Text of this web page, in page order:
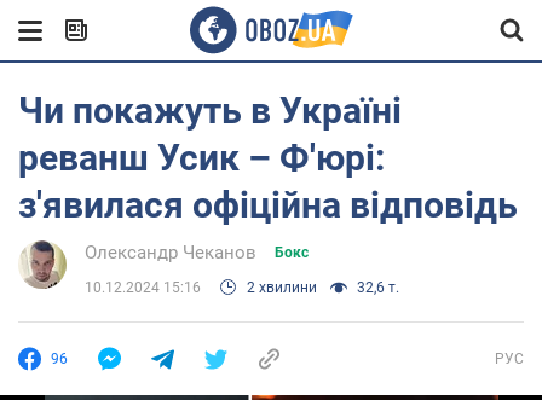
Чи покажуть в Україні
реванш Усик – Ф'юрі:
з'явилася офіційна відповідь
Олександр Чеканов Бокс
10.12.2024 15:16 2 хвилини 32,6 т.
96 РУС